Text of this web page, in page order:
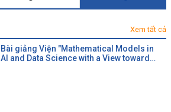
Xem tất cả
Bài giảng Viện "Mathematical Models in
AI and Data Science with a View toward